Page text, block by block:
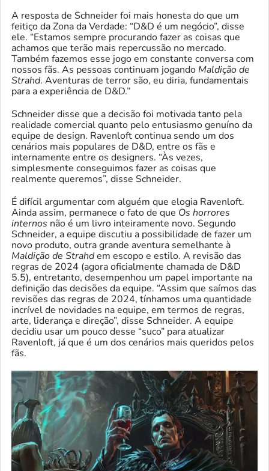
A resposta de Schneider foi mais honesta do que um
feitiço da Zona da Verdade: “D&D é um negócio”, disse
ele. “Estamos sempre procurando fazer as coisas que
achamos que terão mais repercussão no mercado.
Também fazemos esse jogo em constante conversa com
nossos fãs. As pessoas continuam jogando Maldição de
Strahd. Aventuras de terror são, eu diria, fundamentais
para a experiência de D&D.”
Schneider disse que a decisão foi motivada tanto pela
realidade comercial quanto pelo entusiasmo genuíno da
equipe de design. Ravenloft continua sendo um dos
cenários mais populares de D&D, entre os fãs e
internamente entre os designers. “Às vezes,
simplesmente conseguimos fazer as coisas que
realmente queremos”, disse Schneider.
É difícil argumentar com alguém que elogia Ravenloft.
Ainda assim, permanece o fato de que Os horrores
internos não é um livro inteiramente novo. Segundo
Schneider, a equipe discutiu a possibilidade de fazer um
novo produto, outra grande aventura semelhante à
Maldição de Strahdem escopo e estilo. A revisão das
regras de 2024 (agora oficialmente chamada de D&D
5.5), entretanto, desempenhou um papel importante na
definição das decisões da equipe. “Assim que saímos das
revisões das regras de 2024, tínhamos uma quantidade
incrível de novidades na equipe, em termos de regras,
arte, liderança e direção”, disse Schneider. A equipe
decidiu usar um pouco desse “suco” para atualizar
Ravenloft, já que é um dos cenários mais queridos pelos
fãs.